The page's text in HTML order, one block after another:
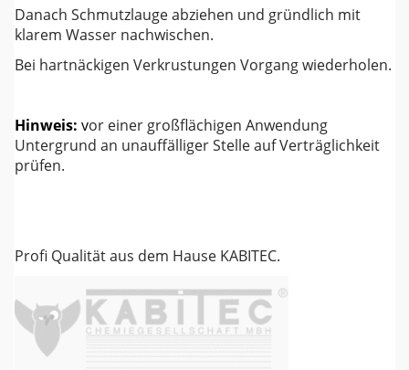
Danach Schmutzlauge abziehen und gründlich mit
klarem Wasser nachwischen.
Bei hartnäckigen Verkrustungen Vorgang wiederholen.
Hinweis: vor einer großflächigen Anwendung
Untergrund an unauffälliger Stelle auf Verträglichkeit
prüfen.
Profi Qualität aus dem Hause KABITEC.